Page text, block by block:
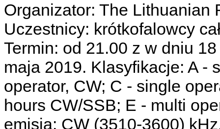
Organizator: The Lithuanian
Uczestnicy: krótkofalowcy
Termin: od 21.00 z w dniu
maja 2019. Klasyfikacje: A -
operator, CW; C - single
hours CW/SSB; E - multi
emisja: CW (3510-3600)